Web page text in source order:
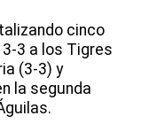
cinco
3 a los Tigres
(3-3) y
la segunda